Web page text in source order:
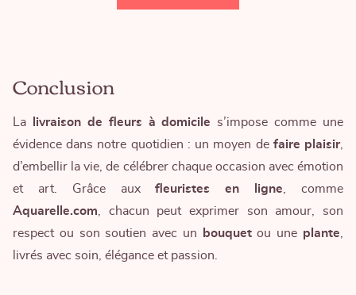
Conclusion
La livraison de fleurs à domicile s’impose comme une
évidence dans notre quotidien : un moyen de faire plaisir,
d’embellir la vie, de célébrer chaque occasion avec émotion
et art. Grâce auxfleuristes en ligne , comme
Aquarelle.com , chacun peut exprimer son amour, son
respect ou son soutien avec un
bouquetou une plante
livrés avec soin, élégance et passion.